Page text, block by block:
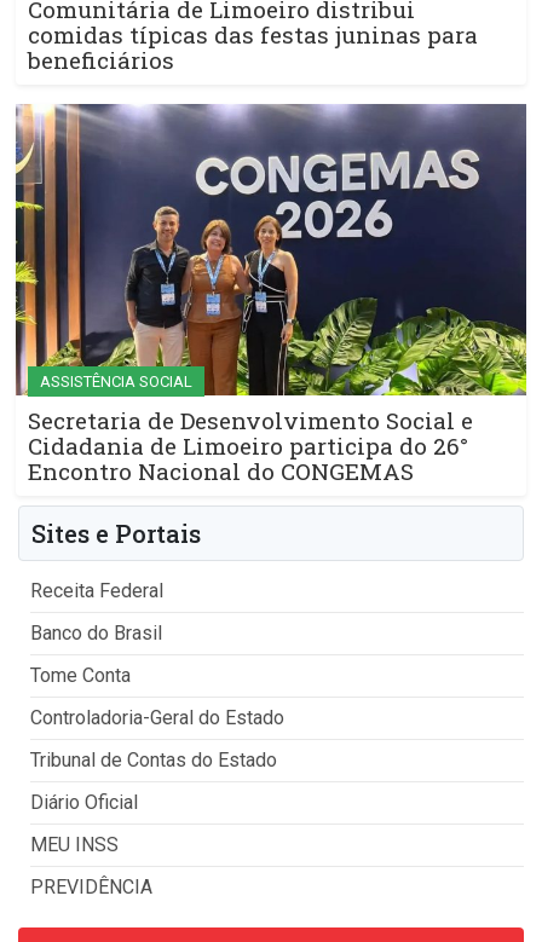
Comunitária de Limoeiro distribui
comidas típicas das festas juninas para
beneficiários
ASSISTÊNCIA SOCIAL
Secretaria de Desenvolvimento Social e
Cidadania de Limoeiro participa do 26°
Encontro Nacional do CONGEMAS
Sites e Portais
Receita Federal
Banco do Brasil
Tome Conta
Controladoria-Geral do Estado
Tribunal de Contas do Estado
Diário Oficial
MEU INSS
PREVIDÊNCIA